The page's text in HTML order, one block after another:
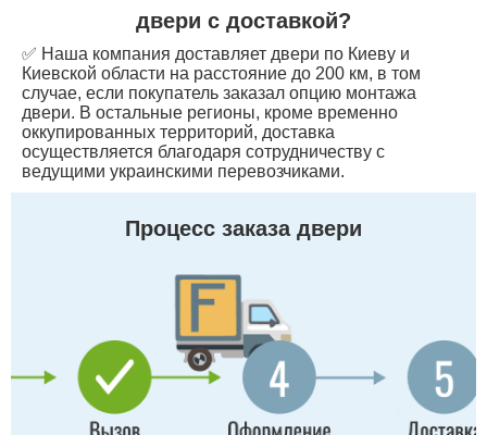
двери с доставкой?
✅ Наша компания доставляет двери по Киеву и
Киевской области на расстояние до 200 км, в том
случае, если покупатель заказал опцию монтажа
двери. В остальные регионы, кроме временно
оккупированных территорий, доставка
осуществляется благодаря сотрудничеству с
ведущими украинскими перевозчиками.
Процесс заказа двери